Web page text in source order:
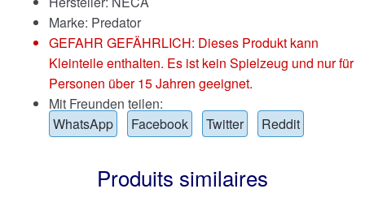
Marke: Predator
GEFAHR GEFÄHRLICH: Dieses Produkt kann
Kleinteile enthalten. Es ist kein Spielzeug und nur für
Personen über 15 Jahren geeignet.
Mit Freunden teilen:
WhatsApp
Facebook Twitter Reddit
Produits similaires